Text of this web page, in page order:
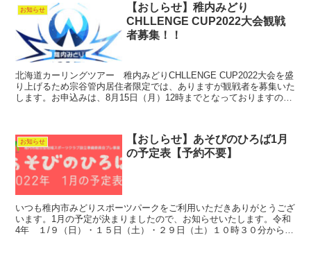
お知らせ
【おしらせ】稚内みどり
CHLLENGE CUP2022大会観戦
者募集！！
北海道カーリングツアー 稚内みどりCHLLENGE CUP2022大会を盛
り上げるため宗谷管内居住者限定では、ありますが観戦者を募集いた
します。お申込みは、8月15日（月）12時までとなっておりますの
お知らせ
【おしらせ】あそびのひろば1月
の予定表【予約不要】
いつも稚内市みどりスポーツパークをご利用いただきありがとうござ
います。1月の予定が決まりましたので、お知らせいたします。令和
4年 １/９（日）・１５日（土）・２９日（土）１０時３０分から１